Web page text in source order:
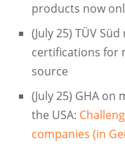
products now
(July 25) TÜV
certifications for
source
(July 25) GHA
the USA:
companies (in